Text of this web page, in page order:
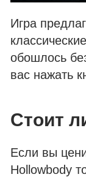
Игра
обошлось
вас нажать
Стоит
Если вы
Hollowbody